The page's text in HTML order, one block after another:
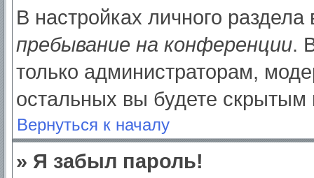
В настройках личного
пребывание на конференции.
только администраторам,
остальных вы будете скрытым
Вернуться к началу
» Я забыл пароль!